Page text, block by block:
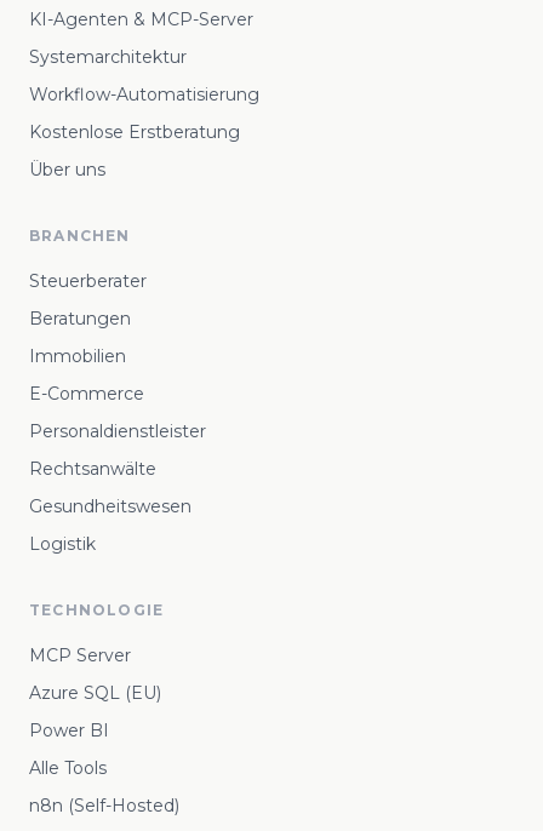
KI-Agenten & MCP-Server
Systemarchitektur
Workflow-Automatisierung
Kostenlose Erstberatung
Über uns
BRANCHEN
Steuerberater
Beratungen
Immobilien
E-Commerce
Personaldienstleister
Rechtsanwälte
Gesundheitswesen
Logistik
TECHNOLOGIE
MCP Server
Azure SQL (EU)
Power BI
Alle Tools
n8n (Self-Hosted)